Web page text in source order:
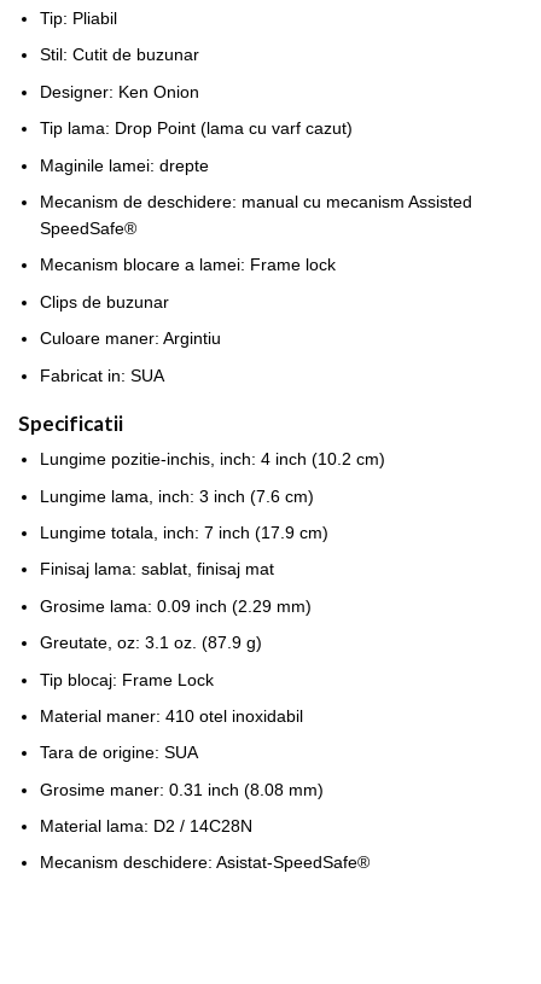
Tip: Pliabil
Stil: Cutit de buzunar
Designer: Ken Onion
Tip lama: Drop Point (lama cu varf cazut)
Maginile lamei: drepte
Mecanism de deschidere: manual cu mecanism Assisted
SpeedSafe®
Mecanism blocare a lamei: Frame lock
Clips de buzunar
Culoare maner: Argintiu
Fabricat in: SUA
Specificatii
Lungime pozitie-inchis, inch: 4 inch (10.2 cm)
Lungime lama, inch: 3 inch (7.6 cm)
Lungime totala, inch: 7 inch (17.9 cm)
Finisaj lama: sablat, finisaj mat
Grosime lama: 0.09 inch (2.29 mm)
Greutate, oz: 3.1 oz. (87.9 g)
Tip blocaj: Frame Lock
Material maner: 410 otel inoxidabil
Tara de origine: SUA
Grosime maner: 0.31 inch (8.08 mm)
Material lama: D2 / 14C28N
Mecanism deschidere: Asistat-SpeedSafe®